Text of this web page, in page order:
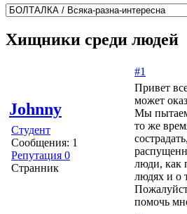
Хищники среди людей
Johnny
Студент
Сообщения: 1
Репутация 0
Странник
#1
Привет
может
Мы
то же
люди, как
людях и о
помочь